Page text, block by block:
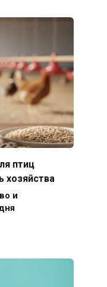
птиц
хозяйства
и